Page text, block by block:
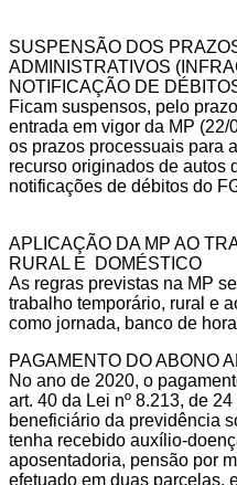
SUSPENSÃO DOS
ADMINISTRATIVOS
NOTIFICAÇÃO DE
Ficam suspensos, pelo
entrada em vigor da MP (22/
os prazos processuais para
recurso originados de autos
notificações de débitos do
APLICAÇÃO DA MP AO
RURAL E DOMÉSTICO
As regras previstas na MP
trabalho temporário, rural e
como jornada, banco de
PAGAMENTO DO ABONO
No ano de 2020, o
art. 40 da Lei nº 8.213, de
beneficiário da previdência
tenha recebido auxílio-
aposentadoria, pensão por
efetuado em duas parcelas,